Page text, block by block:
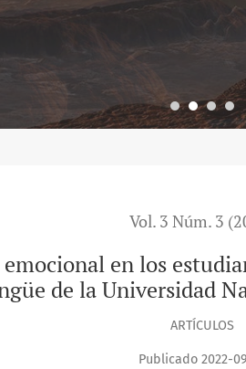
Vol. 3 Núm. 3
en los
de la Universidad
ARTÍCULOS
Publicado 2022-